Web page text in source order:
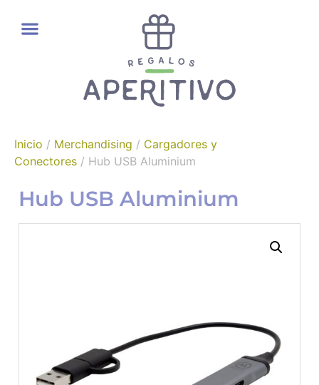
Inicio / Merchandising / Cargadores y
Conectores / Hub USB Aluminium
Hub USB Aluminium